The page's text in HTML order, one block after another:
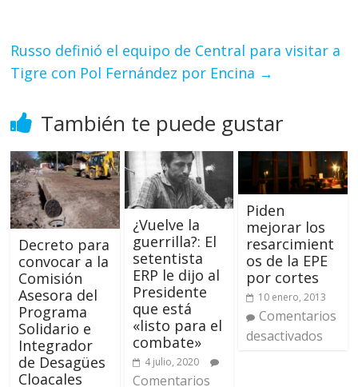
Russo definió el equipo de Central para visitar a
Tigre con Pol Fernández por Encina →
También te puede gustar
Decreto para
convocar a la
Comisión
Asesora del
Programa
Solidario e
Integrador
de Desagües
Cloacales
¿Vuelve la
guerrilla?: El
setentista
ERP le dijo al
Presidente
que está
«listo para el
combate»
4 julio, 2020
Comentarios
Piden
mejorar los
resarcimient
os de la EPE
por cortes
10 enero, 2013
Comentarios
desactivados